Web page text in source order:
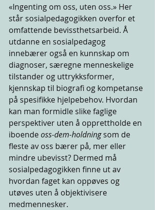
«Ingenting om oss, uten oss.» Her
står sosialpedagogikken overfor et
omfattende bevissthetsarbeid. Å
utdanne en sosialpedagog
innebærer også en kunnskap om
diagnoser, særegne menneskelige
tilstander og uttrykksformer,
kjennskap til biografi og kompetanse
på spesifikke hjelpebehov. Hvordan
kan man formidle slike faglige
perspektiver uten å opprettholde en
iboende oss-dem-holdning som de
fleste av oss bærer på, mer eller
mindre ubevisst? Dermed må
sosialpedagogikken finne ut av
hvordan faget kan oppøves og
utøves uten å objektivisere
medmennesker.